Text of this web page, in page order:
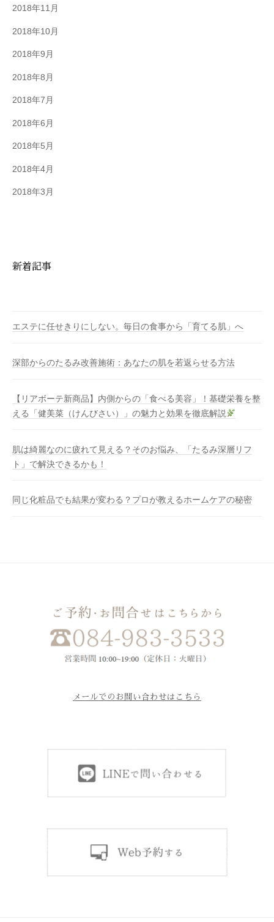
2018年11月
2018年10月
2018年9月
2018年8月
2018年7月
2018年6月
2018年5月
2018年4月
2018年3月
新着記事
エステに任せきりにしない。毎日の食事から「育てる肌」へ
深部からのたるみ改善施術：あなたの肌を若返らせる方法
【リアボーテ新商品】内側からの「食べる美容」！基礎栄養を整
える「健美菜（けんびさい）」の魅力と効果を徹底解説
肌は綺麗なのに疲れて見える？そのお悩み、「たるみ深層リフ
ト」で解決できるかも！
同じ化粧品でも結果が変わる？プロが教えるホームケアの秘密
メールでのお問い合わせはこちら